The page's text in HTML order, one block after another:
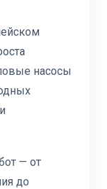
насосы
— от
до